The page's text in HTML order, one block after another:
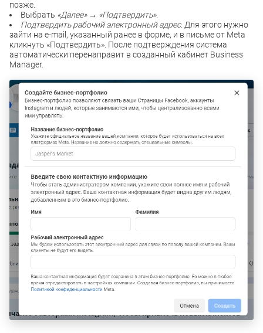
позже.
Выбрать «Далее» → «Подтвердить».
Подтвердить рабочий электронный адрес. Для этого нужно
зайти на e-mail, указанный ранее в форме, и в письме от Meta
кликнуть «Подтвердить». После подтверждения система
автоматически перенаправит в созданный кабинет Business
Manager.